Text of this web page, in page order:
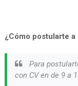
¿Cómo postularte
Para
con CV en de 9 a